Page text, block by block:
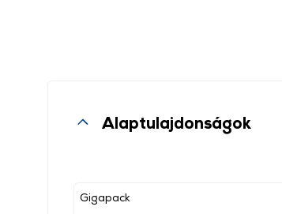
Alaptulajdonságok
Gigapack